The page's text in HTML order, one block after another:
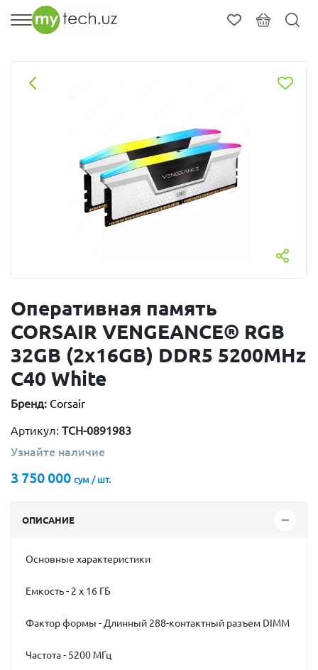
Оперативная память
CORSAIR VENGEANCE® RGB
32GB (2x16GB) DDR5 5200MHz
C40 White
Бренд: Corsair
Артикул: TCH-0891983
Узнайте наличие
3 750 000 сум / шт.
ОПИСАНИЕ
Основные характеристики
Емкость - 2 х 16 ГБ
Фактор формы - Длинный 288-контактный разъем DIMM
Частота - 5200 МГц